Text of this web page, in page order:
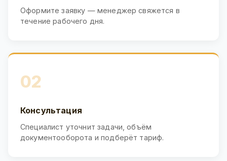
Оформите заявку — менеджер свяжется в
течение рабочего дня.
02
Консультация
Специалист уточнит задачи, объём
документооборота и подберёт тариф.